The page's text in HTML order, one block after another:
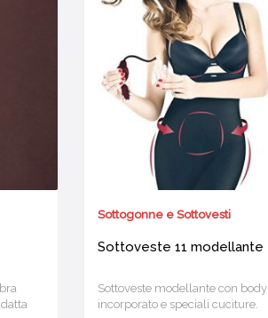
Sottogonne e Sottovesti
Sottoveste 11 modellante
Sottoveste modellante con body
incorporato e speciali cuciture.